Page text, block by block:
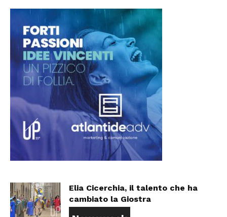
Elia Cicerchia, il talento che ha
cambiato la Giostra